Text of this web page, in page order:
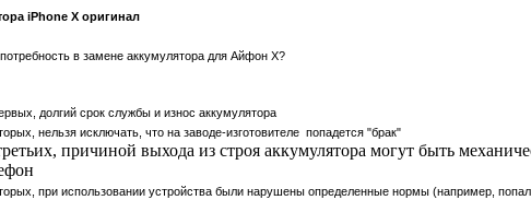
iPhone X оригинал
в замене аккумулятора для Айфон Х?
долгий срок службы и износ аккумулятора
нельзя исключать, что на заводе-изготовителе попадется "брак"
причиной выхода из строя аккумулятора могут быть
при использовании устройства были нарушены определенные нормы (например,